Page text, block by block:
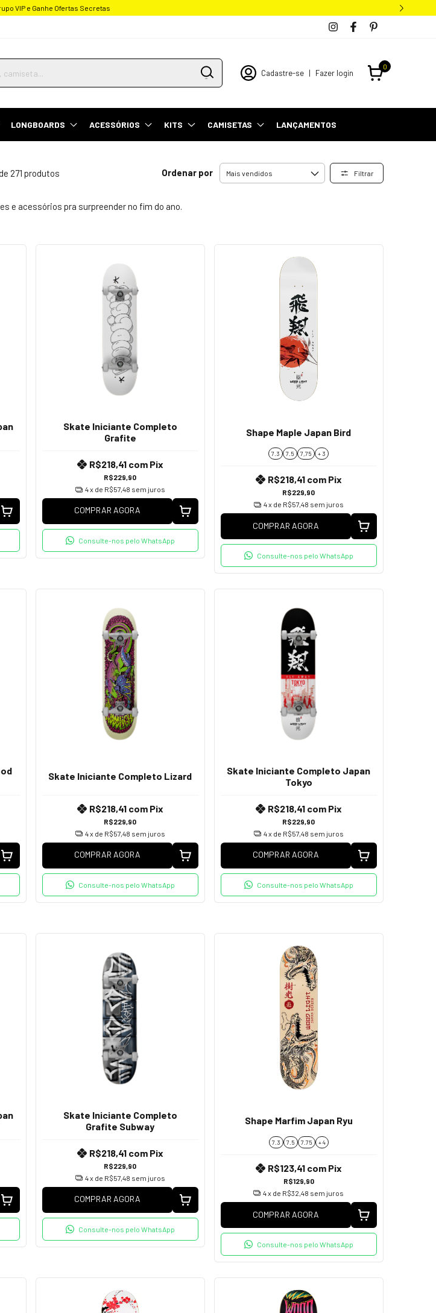
VIP e Ganhe Ofertas Secretas
Cadastre-se | Fazer login
0
LONGBOARDS ACESSÓRIOS KITS CAMISETAS LANÇAMENTOS
271 produtos Ordenar por Filtrar
e acessórios pra surpreender no fim do ano.
Skate Iniciante Completo
Grafite
R$229,90
R$218,41 com Pix
4x de R$57,48 sem juros
COMPRAR AGORA
Consulte-nos pelo WhatsApp
Shape Maple Japan Bird
7.3 7.5 7,75 + 3
R$229,90
R$218,41 com Pix
4x de R$57,48 sem juros
COMPRAR AGORA
Consulte-nos pelo WhatsApp
Skate Iniciante Completo Lizard
R$229,90
R$218,41 com Pix
4x de R$57,48 sem juros
COMPRAR AGORA
Consulte-nos pelo WhatsApp
Skate Iniciante Completo Japan
Tokyo
R$229,90
R$218,41 com Pix
4x de R$57,48 sem juros
COMPRAR AGORA
Consulte-nos pelo WhatsApp
Skate Iniciante Completo
Grafite Subway
R$229,90
R$218,41 com Pix
4x de R$57,48 sem juros
COMPRAR AGORA
Consulte-nos pelo WhatsApp
Shape Marfim Japan Ryu
7.3 7.5 7.75 + 4
R$129,90
R$123,41 com Pix
4x de R$32,48 sem juros
COMPRAR AGORA
Consulte-nos pelo WhatsApp